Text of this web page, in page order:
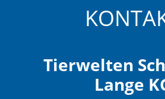
Tierwelten
Lange